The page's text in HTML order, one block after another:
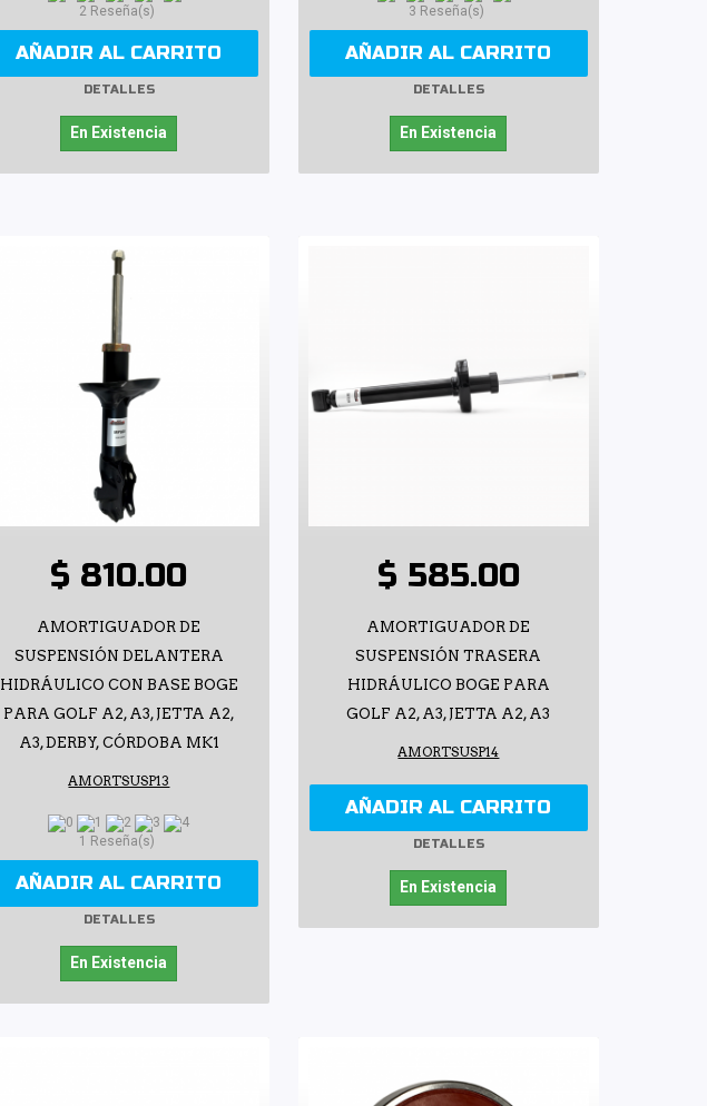
2 Reseña(s)
AÑADIR AL CARRITO
DETALLES
En Existencia
3 Reseña(s)
AÑADIR AL CARRITO
DETALLES
En Existencia
$ 810.00
AMORTIGUADOR DE
SUSPENSIÓN DELANTERA
HIDRÁULICO CON BASE BOGE
PARA GOLF A2, A3, JETTA A2,
A3, DERBY, CÓRDOBA MK1
AMORTSUSP13
1 Reseña(s)
AÑADIR AL CARRITO
DETALLES
En Existencia
$ 585.00
AMORTIGUADOR DE
SUSPENSIÓN TRASERA
HIDRÁULICO BOGE PARA
GOLF A2, A3, JETTA A2, A3
AMORTSUSP14
AÑADIR AL CARRITO
DETALLES
En Existencia